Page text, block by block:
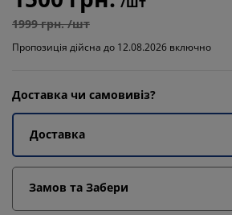
1999 грн. /шт
Пропозиція дійсна до 12.08.2026 включно
Доставка чи самовивіз?
Доставка
Замов та Забери